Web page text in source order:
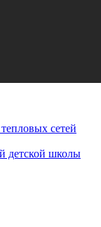
сетей
детской школы